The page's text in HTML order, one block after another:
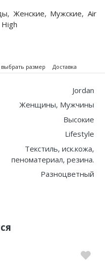
, Женские, Мужские, Air
выбрать размер Доставка
Jordan
Женщины, Мужчины
Высокие
Lifestyle
Текстиль, иск.кожа,
пеноматериал, резина.
Разноцветный